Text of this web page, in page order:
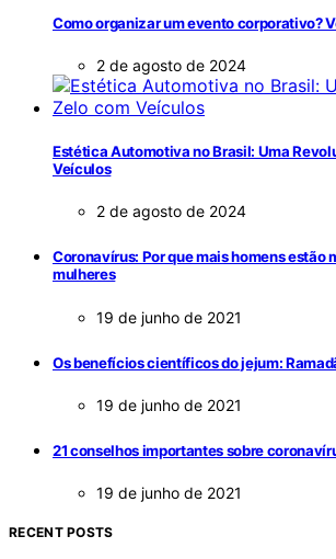
Como organizar um evento corporativo?
2 de agosto de 2024
Estética Automotiva no Brasil: Uma
Veículos
2 de agosto de 2024
Coronavírus: Por que mais homens estão
mulheres
19 de junho de 2021
Os benefícios científicos do jejum:
19 de junho de 2021
21 conselhos importantes sobre
19 de junho de 2021
RECENT POSTS